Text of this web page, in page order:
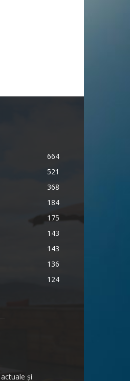
664
521
368
184
175
143
143
136
124
și